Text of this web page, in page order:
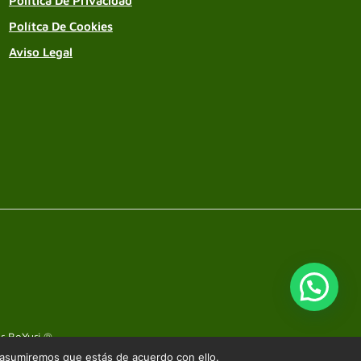
Polítca De Cookies
Aviso Legal
BeYuri ®.
que estás de acuerdo con ello.